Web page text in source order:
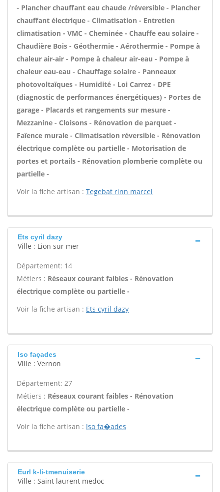
- Plancher chauffant eau chaude /réversible - Plancher
chauffant électrique - Climatisation - Entretien
climatisation - VMC - Cheminée - Chauffe eau solaire -
Chaudière Bois - Géothermie - Aérothermie - Pompe à
chaleur air-air - Pompe à chaleur air-eau - Pompe à
chaleur eau-eau - Chauffage solaire - Panneaux
photovoltaïques - Humidité - Loi Carrez - DPE
(diagnostic de performances énergétiques) - Portes de
garage - Placards et rangements sur mesure -
Mezzanine - Cloisons - Rénovation de parquet -
Faïence murale - Climatisation réversible - Rénovation
électrique complète ou partielle - Motorisation de
portes et portails - Rénovation plomberie complète ou
partielle -
Voir la fiche artisan : Tegebat rinn marcel
Ets cyril dazy
Ville : Lion sur mer
Département: 14
Métiers : Réseaux courant faibles - Rénovation
électrique complète ou partielle -
Voir la fiche artisan : Ets cyril dazy
Iso façades
Ville : Vernon
Département: 27
Métiers : Réseaux courant faibles - Rénovation
électrique complète ou partielle -
Voir la fiche artisan : Iso fa�ades
Eurl k-li-tmenuiserie
Ville : Saint laurent medoc